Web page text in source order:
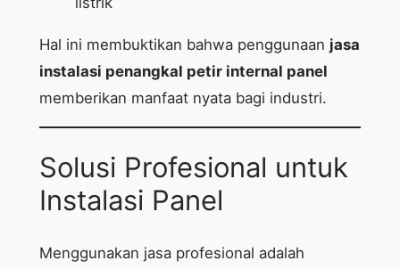
Hal ini membuktikan bahwa penggunaan jasa
instalasi penangkal petir internal panel
memberikan manfaat nyata bagi industri.
Solusi Profesional untuk
Instalasi Panel
Menggunakan jasa profesional adalah